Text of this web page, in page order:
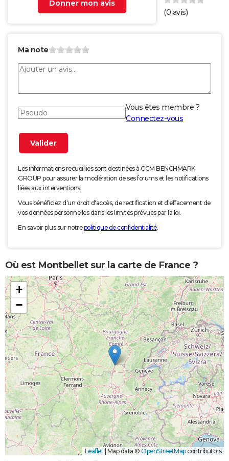
Donner mon avis
(0 avis)
Ma note
Vous êtes membre ?
Connectez-vous
Les informations recueillies sont destinées à CCM BENCHMARK
GROUP pour assurer la modération de ses forums et les notifications
liées aux interventions.
Vous bénéficiez d'un droit d'accès, de rectification et d'effacement de
vos données personnelles dans les limites prévues par la loi.
En savoir plus sur notrepolitique de confidentialité.
Où est Montbellet sur la carte de France ?
+
−
Leaflet Map data ©OpenStreetMapcontributors